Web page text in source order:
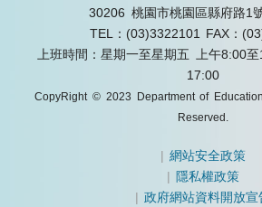
30206 桃園市桃園區縣府路1
TEL：(03)3322101
FAX：
上班時間：星期一至星期五 上午8:00
17:00
CopyRight © 2023 Department of
Reserved.
|網站安全政策
| 隱私權政策
|政府網站資料開放宣